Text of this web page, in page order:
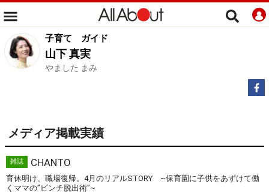
子育て ガイド
山下 真実
やました まみ
メディア掲載実績
雑誌 CHANTO
育休明け、職場復帰。4月のリアルSTORY ~保育園に子供をあずけて働
くママの”ビンチ脱出術”~